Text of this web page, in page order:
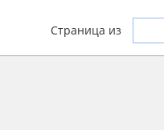
Страница из